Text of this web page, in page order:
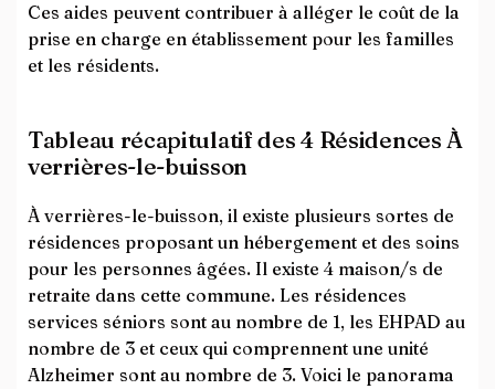
Ces aides peuvent contribuer à alléger le coût de la
prise en charge en établissement pour les familles
et les résidents.
Tableau récapitulatif des 4 Résidences À
verrières-le-buisson
À verrières-le-buisson, il existe plusieurs sortes de
résidences proposant un hébergement et des soins
pour les personnes âgées. Il existe 4 maison/s de
retraite dans cette commune. Les résidences
services séniors sont au nombre de 1, les EHPAD au
nombre de 3 et ceux qui comprennent une unité
Alzheimer sont au nombre de 3. Voici le panorama